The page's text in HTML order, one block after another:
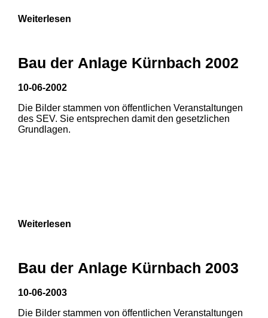
3
Weiterlesen
Bau der Anlage Kürnbach 2002
10-06-2002
Die Bilder stammen von öffentlichen Veranstaltungen
des SEV. Sie entsprechen damit den gesetzlichen
Grundlagen.
Weiterlesen
Bau der Anlage Kürnbach 2003
10-06-2003
Die Bilder stammen von öffentlichen Veranstaltungen